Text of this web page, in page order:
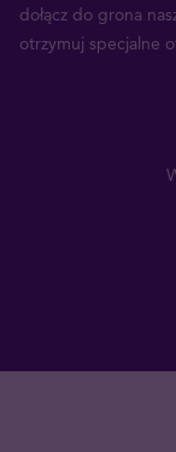
dołącz do grona
otrzymuj specjalne